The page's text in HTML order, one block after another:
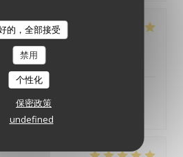
的，全部接受
禁用
个性化
保密政策
undefined
/5 质价比
attento, gentille e sorridente.